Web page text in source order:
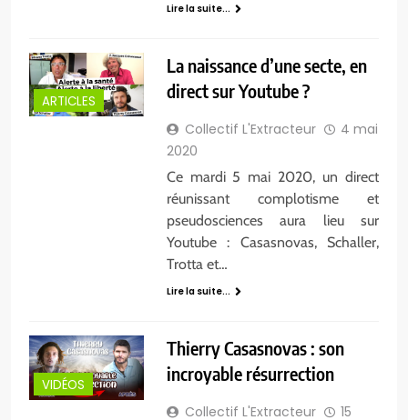
Lire la suite...
ARTICLES
La naissance d’une secte, en
direct sur Youtube ?
Collectif L'Extracteur
4 mai
2020
Ce mardi 5 mai 2020, un direct
réunissant complotisme et
pseudosciences aura lieu sur
Youtube : Casasnovas, Schaller,
Trotta et…
Lire la suite...
VIDÉOS
Thierry Casasnovas : son
incroyable résurrection
Collectif L'Extracteur 15